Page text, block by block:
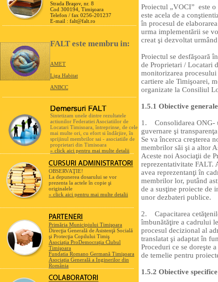
Strada Braşov, nr. 8
Cod 300194, Timişoara
Telefon / fax 0256-201237
E-mail : falt@falt.ro
FALT este membru in:
AMET
Liga Habitat
ANBCC
Sintetizam unele dintre rezultatele
actiunilor Federatiei Asociatiilor de
Locatari Timisoara, întreprinse, de cele
mai multe ori, cu efort si îndârjire, în
sprijinul membrilor sai - asociatiile de
proprietari din Timisoara
» click aici pentru mai multe detalii
OBSERVAŢIE!
La depunerea dosarului se vor
prezenta la actele în copie şi
originalele
» click aici pentru mai multe detalii
Primăria Municipiului Timişoara
Direcţia Generală de Asistenţă Socială
şi Protecţia Copilului Timiş
Asociaţia ProDemocraţia Clubul
Timişoara
Fundatia Romano Germană Timişoara
Asociaţia Generală a Inginerilor din
România
Proiectul „VOCI” este
este acela de a
în procesul de
urma implementării se
creat şi dezvoltat
Proiectul se desfăşoară
de Proprietari / Locatari
monitorizarea
cartiere ale Timişoarei,
organizate la Consiliul
1.5.1 Obiective generale
1. Consolidarea ONG-
guvernare şi
Se va încerca creşterea
membrilor săi şi a altor
Aceste noi Asociaţii de
reprezentativitate FALT.
avea reprezentanţi în
membrilor lor, putând
de a susţine proiecte de
unor dezbateri publice.
2. Capacitarea
îmbunătăţire a cadrului
procesul decizional al
translatat şi adaptat în
Proceduri ce se doreşte
de temelie pentru
1.5.2 Obiective specifice